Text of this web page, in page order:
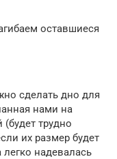
оставшиеся
сделать дно для
нами на
трудно
их размер будет
надевалась